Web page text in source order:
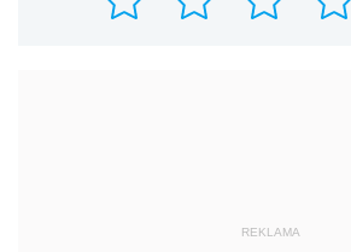
REKLAMA